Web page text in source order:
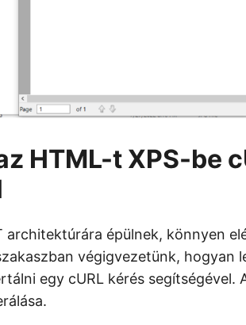
HTML-t XPS-be
architektúrára épülnek, könnyen
végigvezetünk, hogyan
egy cURL kérés segítségével.